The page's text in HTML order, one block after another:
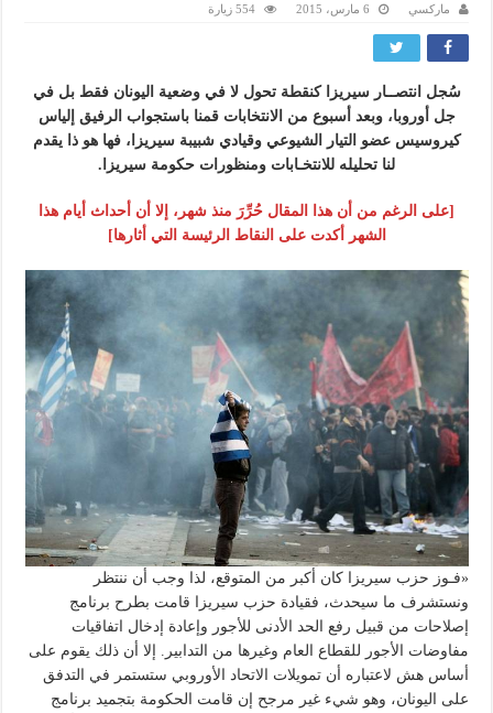
ماركسي 6 مارس، 2015 554 زيارة
سُجل انتصــار سيريزا كنقطة تحول لا في وضعية اليونان فقط بل في
جل أوروبا، وبعد أسبوع من الانتخابات قمنا باستجواب الرفيق إلياس
كيروسيس عضو التيار الشيوعي وقيادي شبيبة سيريزا، فها هو ذا يقدم
لنا تحليله للانتخـابات ومنظورات حكومة سيريزا.
[على الرغم من أن هذا المقال حُرِّرَ منذ شهر، إلا أن أحداث أيام هذا
الشهر أكدت على النقاط الرئيسة التي أثارها]
«فـوز حزب سيريزا كان أكبر من المتوقع، لذا وجب أن ننتظر
ونستشرف ما سيحدث، فقيادة حزب سيريزا قامت بطرح برنامج
إصلاحات من قبيل رفع الحد الأدنى للأجور وإعادة إدخال اتفاقيات
مفاوضات الأجور للقطاع العام وغيرها من التدابير. إلا أن ذلك يقوم على
أساس هش لاعتباره أن تمويلات الاتحاد الأوروبي ستستمر في التدفق
على اليونان، وهو شيء غير مرجح إن قامت الحكومة بتجميد برنامج